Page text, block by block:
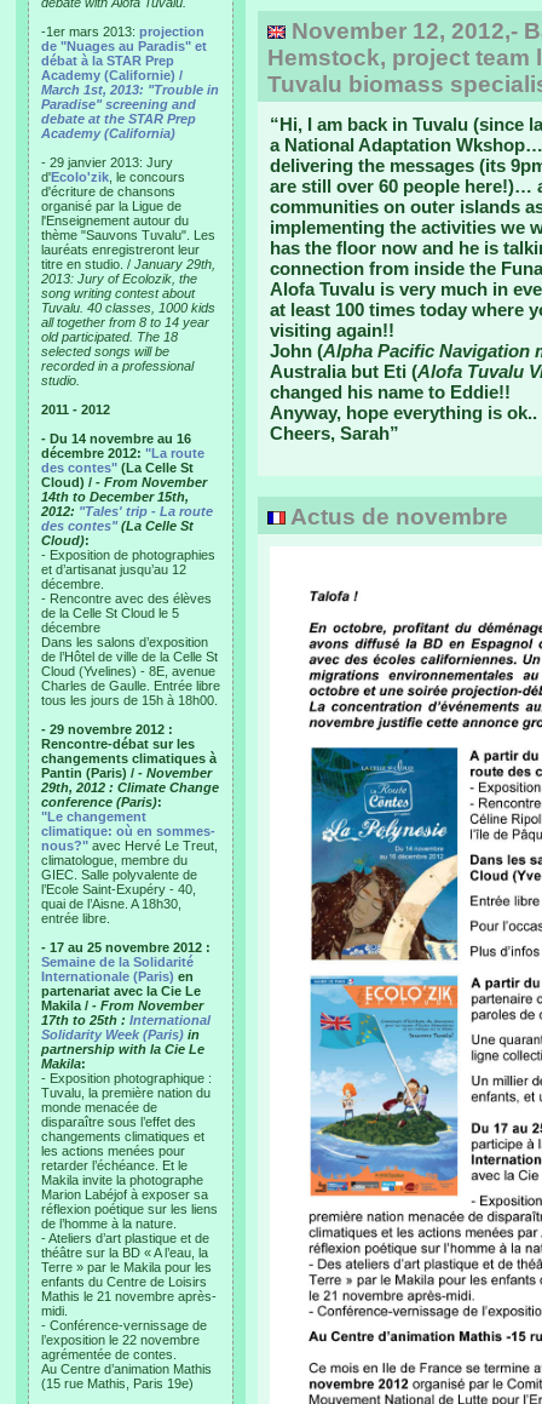
-1er mars 2013: projection
de "Nuages au Paradis" et
débat à la STAR Prep
Academy (Californie) /
March 1st, 2013: "Trouble in
Paradise" screening and
debate at the STAR Prep
Academy (California)
- 29 janvier 2013: Jury
d'Ecolo'zik , le concours
d'écriture de chansons
organisé par la Ligue de
l'Enseignement autour du
thème "Sauvons Tuvalu". Les
lauréats enregistreront leur
titre en studio. / January 29th,
2013: Jury of Ecolozik, the
song writing contest about
Tuvalu. 40 classes, 1000 kids
all together from 8 to 14 year
old participated. The 18
selected songs will be
recorded in a professional
studio.
2011 - 2012
- Du 14 novembre au 16
décembre 2012: "La route
des contes" (La Celle St
Cloud) / - From November
14th to December 15th,
2012: "Tales' trip - La route
des contes"(La Celle St
Cloud):
- Exposition de photographies
et d’artisanat jusqu’au 12
décembre.
- Rencontre avec des élèves
de la Celle St Cloud le 5
décembre
Dans les salons d’exposition
de l’Hôtel de ville de la Celle St
Cloud (Yvelines) - 8E, avenue
Charles de Gaulle. Entrée libre
tous les jours de 15h à 18h00.
- 29 novembre 2012 :
Rencontre-débat sur les
changements climatiques à
Pantin (Paris) / - November
29th, 2012 : Climate Change
conference (Paris):
"Le changement
climatique: où en sommes-
nous?" avec Hervé Le Treut,
climatologue, membre du
GIEC. Salle polyvalente de
l’Ecole Saint-Exupéry - 40,
quai de l’Aisne. A 18h30,
entrée libre.
- 17 au 25 novembre 2012 :
Semaine de la Solidarité
Internationale (Paris) en
partenariat avec la Cie Le
Makila / - From November
17th to 25th : International
Solidarity Week (Paris) in
partnership with la Cie Le
Makila:
- Exposition photographique :
Tuvalu, la première nation du
monde menacée de
disparaître sous l’effet des
changements climatiques et
les actions menées pour
retarder l’échéance. Et le
Makila invite la photographe
Marion Labéjof à exposer sa
réflexion poétique sur les liens
de l’homme à la nature.
- Ateliers d’art plastique et de
théâtre sur la BD « A l’eau, la
Terre » par le Makila pour les
enfants du Centre de Loisirs
Mathis le 21 novembre après-
midi.
- Conférence-vernissage de
l’exposition le 22 novembre
agrémentée de contes.
Au Centre d’animation Mathis
(15 rue Mathis, Paris 19e)
November 12, 2012,-
Hemstock, project team
Tuvalu biomass
“Hi, I am back in Tuvalu (since
a National Adaptation
delivering the messages (its
are still over 60 people here!)…
communities on outer islands
implementing the activities we
has the floor now and he is
connection from inside the
Alofa Tuvalu is very much in
at least 100 times today where
visiting again!!
John (Alpha Pacific Navigation
Australia but Eti (Alofa Tuvalu
changed his name to Eddie!!
Anyway, hope everything is ok..
Cheers, Sarah”
Actus de novembre